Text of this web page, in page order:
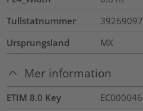
Tullstatnummer
39269097
Ursprungsland
MX
Mer information
ETIM 8.0 Key
EC000046